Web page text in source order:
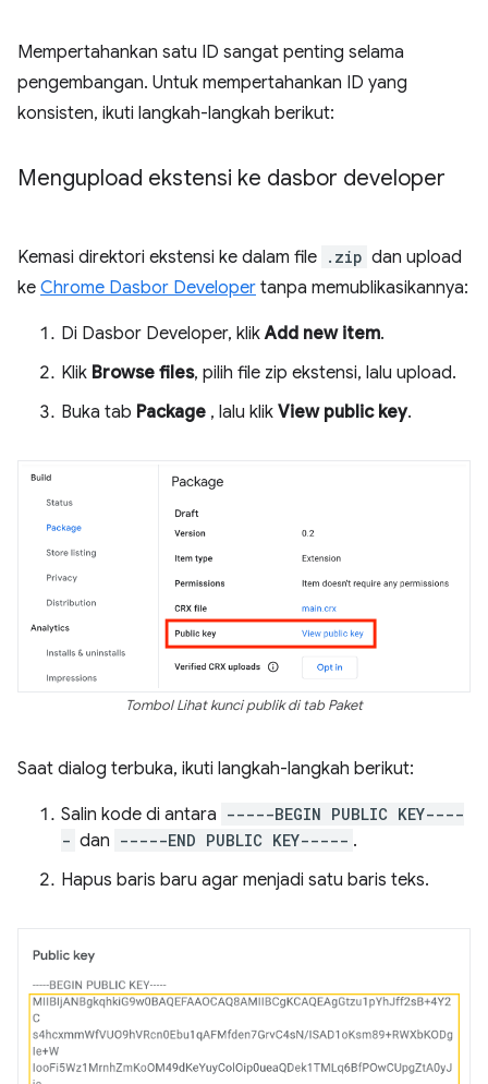
Mempertahankan satu ID sangat penting selama
pengembangan. Untuk mempertahankan ID yang
konsisten, ikuti langkah-langkah berikut:
Mengupload ekstensi ke dasbor developer
Kemasi direktori ekstensi ke dalam file .zip dan upload
ke Chrome Dasbor Developer tanpa memublikasikannya:
Di Dasbor Developer, klikAdd new item.
Klik Browse files, pilih file zip ekstensi, lalu upload.
Buka tab Package , lalu klik View public key.
Tombol Lihat kunci publik di tab Paket
Saat dialog terbuka, ikuti langkah-langkah berikut:
Salin kode di antara -----BEGIN PUBLIC KEY----
- dan -----END PUBLIC KEY----- .
Hapus baris baru agar menjadi satu baris teks.